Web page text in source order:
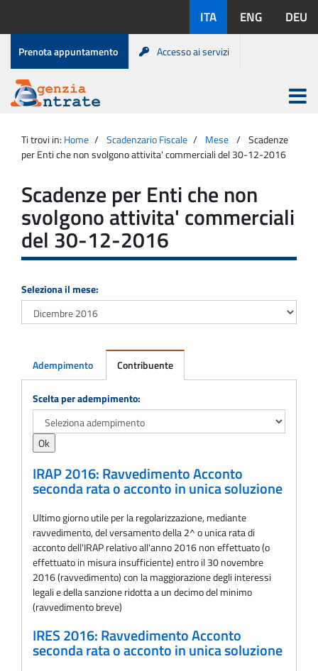
contenuto
disponibili:
ITA ENG DEU
Menu
di
servizio
Prenota appuntamento Accesso ai servizi
Agenzia
Entrate
Apri
menu
principale
Ti trovi in: Home Scadenzario Fiscale Mese
Scadenze
per Enti che non svolgono attivita' commerciali del 30-12-2016
Scadenze per Enti che non
svolgono attivita' commerciali
del 30-12-2016
Seleziona il mese:
Adempimento Contribuente
Adempimento
Scelta per adempimento:
IRAP 2016: Ravvedimento Acconto
seconda rata o acconto in unica soluzione
Ultimo giorno utile per la regolarizzazione, mediante
ravvedimento, del versamento della 2^ o unica rata di
acconto dell'IRAP relativo all'anno 2016 non effettuato (o
effettuato in misura insufficiente) entro il 30 novembre
2016 (ravvedimento) con la maggiorazione degli interessi
legali e della sanzione ridotta a un decimo del minimo
(ravvedimento breve)
IRES 2016: Ravvedimento Acconto
seconda rata o acconto in unica soluzione